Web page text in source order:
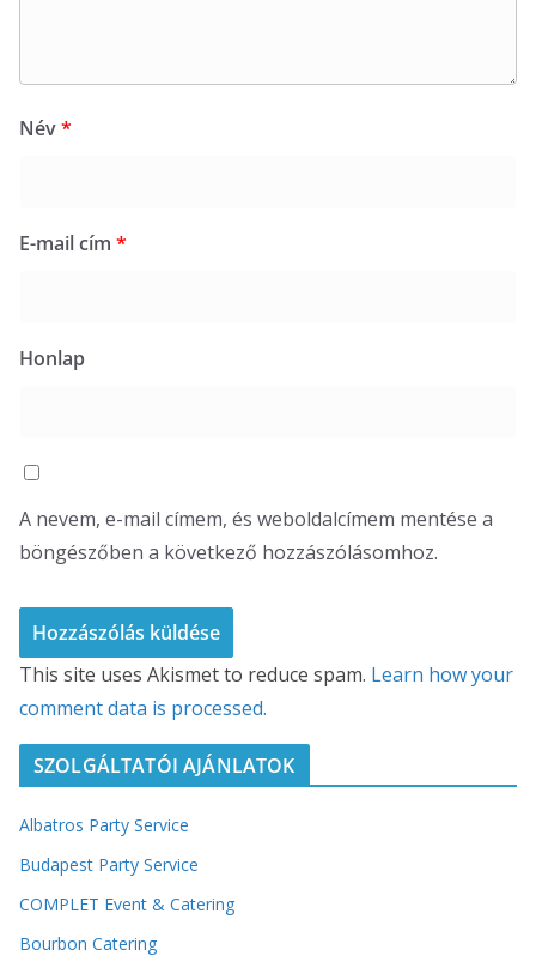
Név*
E-mail cím *
Honlap
A nevem, e-mail címem, és weboldalcímem mentése a
böngészőben a következő hozzászólásomhoz.
This site uses Akismet to reduce spam. Learn how your
comment data is processed.
SZOLGÁLTATÓI AJÁNLATOK
Albatros Party Service
Budapest Party Service
COMPLET Event & Catering
Bourbon Catering